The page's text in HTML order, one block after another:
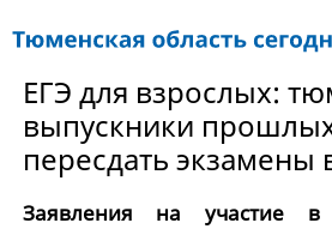
ЕГЭ для взрослых:
выпускники
пересдать экзамены
Заявления на участие в